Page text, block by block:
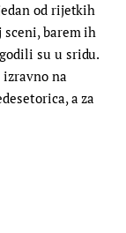
od rijetkih
barem ih
su u sridu.
na
a za